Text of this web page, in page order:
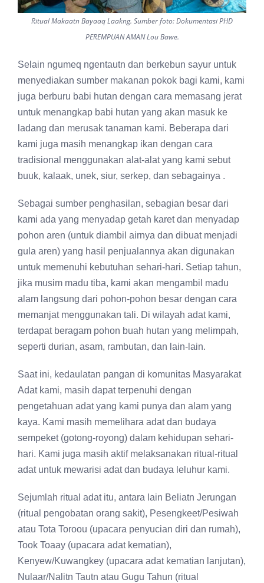
Ritual Makaatn Bayaaq Laakng. Sumber foto: Dokumentasi PHD
PEREMPUAN AMAN Lou Bawe.
Selain ngumeq ngentautn dan berkebun sayur untuk
menyediakan sumber makanan pokok bagi kami, kami
juga berburu babi hutan dengan cara memasang jerat
untuk menangkap babi hutan yang akan masuk ke
ladang dan merusak tanaman kami. Beberapa dari
kami juga masih menangkap ikan dengan cara
tradisional menggunakan alat-alat yang kami sebut
buuk, kalaak, unek, siur, serkep, dan sebagainya .
Sebagai sumber penghasilan, sebagian besar dari
kami ada yang menyadap getah karet dan menyadap
pohon aren (untuk diambil airnya dan dibuat menjadi
gula aren) yang hasil penjualannya akan digunakan
untuk memenuhi kebutuhan sehari-hari. Setiap tahun,
jika musim madu tiba, kami akan mengambil madu
alam langsung dari pohon-pohon besar dengan cara
memanjat menggunakan tali. Di wilayah adat kami,
terdapat beragam pohon buah hutan yang melimpah,
seperti durian, asam, rambutan, dan lain-lain.
Saat ini, kedaulatan pangan di komunitas Masyarakat
Adat kami, masih dapat terpenuhi dengan
pengetahuan adat yang kami punya dan alam yang
kaya. Kami masih memelihara adat dan budaya
sempeket (gotong-royong) dalam kehidupan sehari-
hari. Kami juga masih aktif melaksanakan ritual-ritual
adat untuk mewarisi adat dan budaya leluhur kami.
Sejumlah ritual adat itu, antara lain Beliatn Jerungan
(ritual pengobatan orang sakit), Pesengkeet/Pesiwah
atau Tota Toroou (upacara penyucian diri dan rumah),
Took Toaay (upacara adat kematian),
Kenyew/Kuwangkey (upacara adat kematian lanjutan),
Nulaar/Nalitn Tautn atau Gugu Tahun (ritual